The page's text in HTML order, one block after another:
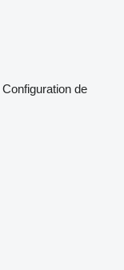
Configuration de